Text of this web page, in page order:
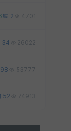
2 4701
34 26022
98 53777
52 74913